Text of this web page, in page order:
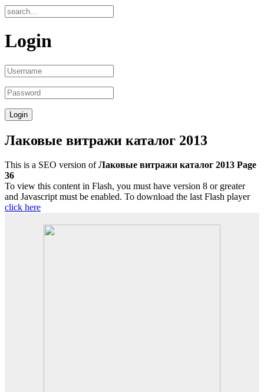
Login
Лаковые витражи каталог 2013
This is a SEO version ofЛаковые витражи каталог 2013 Page
36
To view this content in Flash, you must have version 8 or greater
and Javascript must be enabled. To download the last Flash player
click here